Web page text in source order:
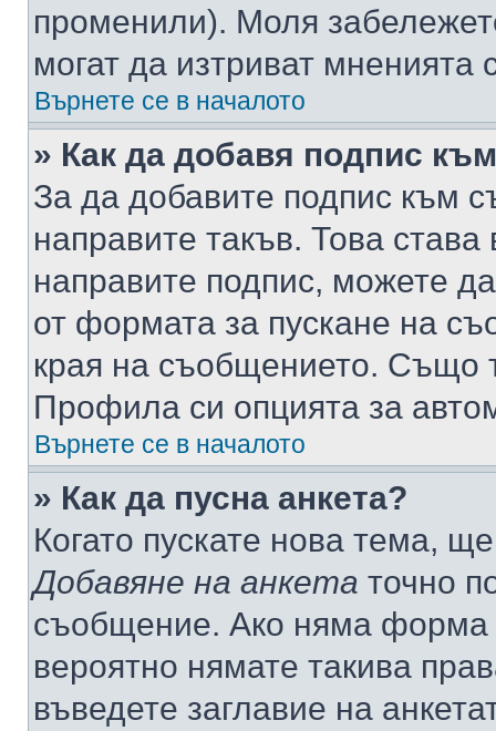
променили). Моля
могат да изтриват мненията
Върнете се в началото
» Как да добавя подпис
За да добавите подпис към
направите такъв. Това
направите подпис, можете
от формата за пускане на
края на съобщението. Също
Профила си опцията за
Върнете се в началото
» Как да пусна анкета?
Когато пускате нова тема,
Добавяне на анкета точно
съобщение. Ако няма форма
вероятно нямате такива
въведете заглавие на